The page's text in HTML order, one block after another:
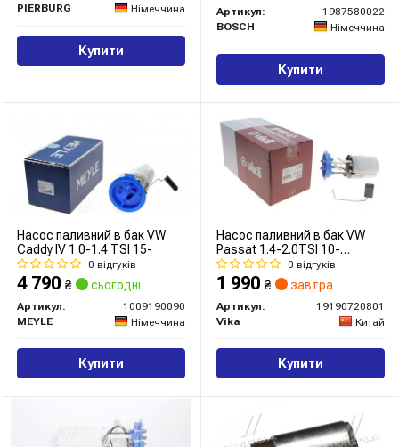
PIERBURG
Німеччина
Купити
Артикул:
1987580022
BOSCH
Німеччина
Купити
Насос паливний в бак VW
Caddy IV 1.0-1.4 TSI 15-
0 відгуків
4 790 ₴ сьогодні
Артикул:
1009190090
MEYLE
Німеччина
Купити
Насос паливний в бак VW
Passat 1.4-2.0TSI 10-
14/Caddy 1.0TSI 15-
0 відгуків
1 990 ₴ завтра
Артикул:
19190720801
Vika
Китай
Купити